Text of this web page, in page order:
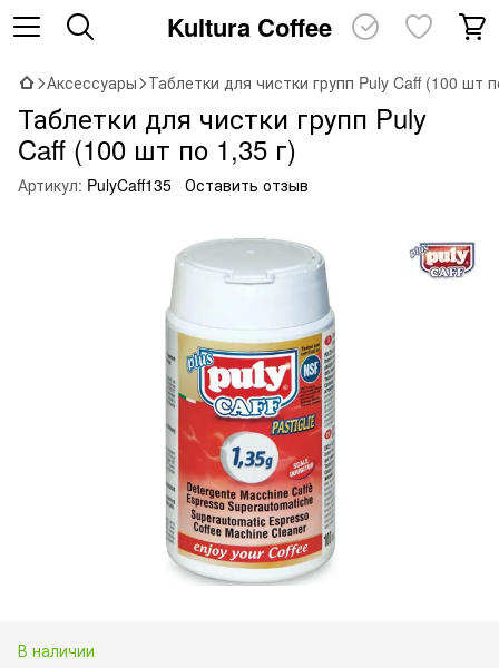
Kultura Coffee
Аксессуары Таблетки для чистки групп Puly Caff (100 шт
Таблетки для чистки групп Puly
Caff (100 шт по 1,35 г)
Артикул: PulyCaff135 Оставить отзыв
В наличии